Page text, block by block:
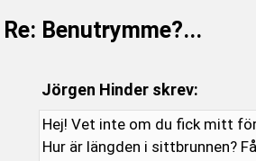
Re: Benutrymme?...
Jörgen Hinder skrev:
Hej! Vet inte om du fick mitt
Hur är längden i sittbrunnen?